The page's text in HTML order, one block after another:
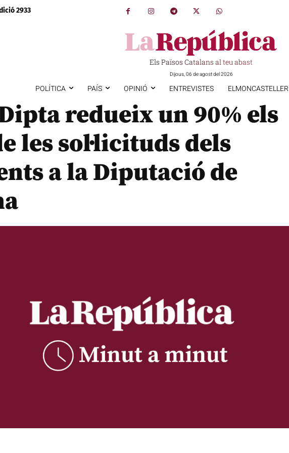
2933
Els Països Catalans al teu abast
Dijous, 06 de agost del 2026
POLÍTICA PAÍS OPINIÓ ENTREVISTES ELMONCASTELLER
redueix un 90% els
les sol·licituds dels
a la Diputació de